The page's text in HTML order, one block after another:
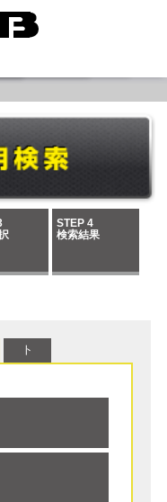
STEP 4
検索結果
ト